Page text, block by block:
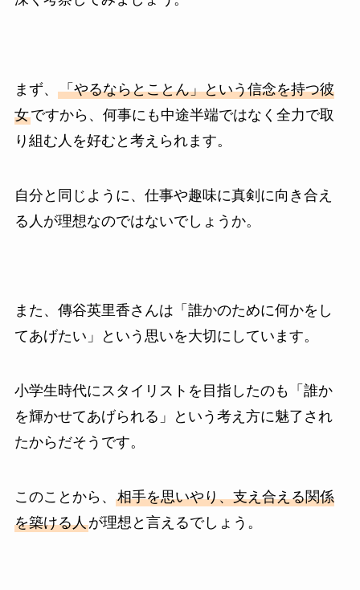
まず、 「やるならとことん」という信念を持つ彼
女ですから、何事にも中途半端ではなく全力で取
り組む人を好むと考えられます。
自分と同じように、仕事や趣味に真剣に向き合え
る人が理想なのではないでしょうか。
また、傳谷英里香さんは「誰かのために何かをし
てあげたい」という思いを大切にしています。
小学生時代にスタイリストを目指したのも「誰か
を輝かせてあげられる」という考え方に魅了され
たからだそうです。
このことから、 相手を思いやり、支え合える関係
を築ける人が理想と言えるでしょう。